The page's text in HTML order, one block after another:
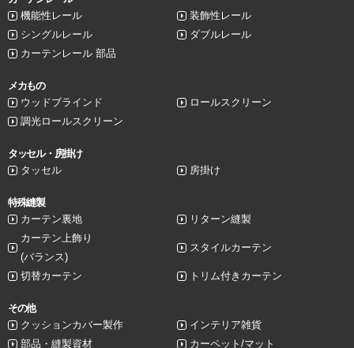
機能性レール
装飾性レール
シングルレール
ダブルレール
カーテンレール 部品
メカもの
ウッドブラインド
ロールスクリーン
調光ロールスクリーン
タッセル・房掛け
タッセル
房掛け
特殊縫製
カーテン裏地
リターン縫製
カーテン上飾り
(バランス)
スタイルカーテン
切替カーテン トリム付きカーテン
その他
クッションカバー製作
インテリア雑貨
部品・縫製資材
カーペット/マット